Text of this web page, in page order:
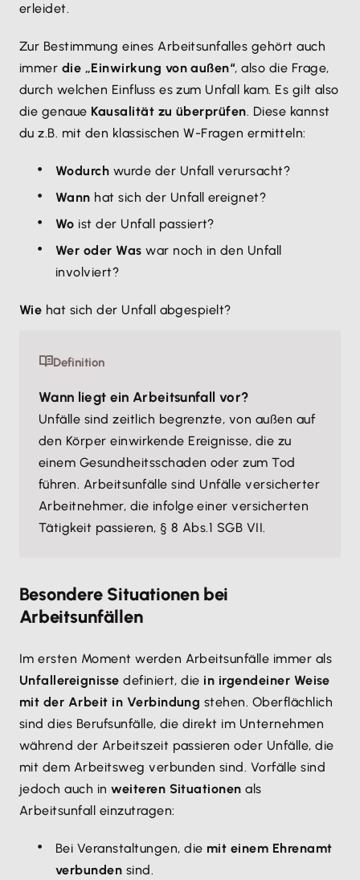
erleidet.
Zur Bestimmung eines Arbeitsunfalles gehört auch
immer die „Einwirkung von außen“, also die Frage,
durch welchen Einfluss es zum Unfall kam. Es gilt also
die genaue Kausalität zu überprüfen. Diese kannst
du z.B. mit den klassischen W-Fragen ermitteln:
Wodurch wurde der Unfall verursacht?
Wann hat sich der Unfall ereignet?
Wo ist der Unfall passiert?
Wer oder Was war noch in den Unfall
involviert?
Wie hat sich der Unfall abgespielt?
Definition
Wann liegt ein Arbeitsunfall vor?
Unfälle sind zeitlich begrenzte, von außen auf
den Körper einwirkende Ereignisse, die zu
einem Gesundheitsschaden oder zum Tod
führen. Arbeitsunfälle sind Unfälle versicherter
Arbeitnehmer, die infolge einer versicherten
Tätigkeit passieren, § 8 Abs.1 SGB VII.
Besondere Situationen bei
Arbeitsunfällen
Im ersten Moment werden Arbeitsunfälle immer als
Unfallereignisse definiert, die in irgendeiner Weise
mit der Arbeit in Verbindung stehen. Oberflächlich
sind dies Berufsunfälle, die direkt im Unternehmen
während der Arbeitszeit passieren oder Unfälle, die
mit dem Arbeitsweg verbunden sind. Vorfälle sind
jedoch auch inweiteren Situationen als
Arbeitsunfall einzutragen:
Bei Veranstaltungen, die mit einem Ehrenamt
verbunden sind.